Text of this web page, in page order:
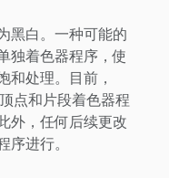
黑白。一种可能的
独着色器程序，使
和处理。目前，
点和片段着色器程
外，任何后续更改
进行。